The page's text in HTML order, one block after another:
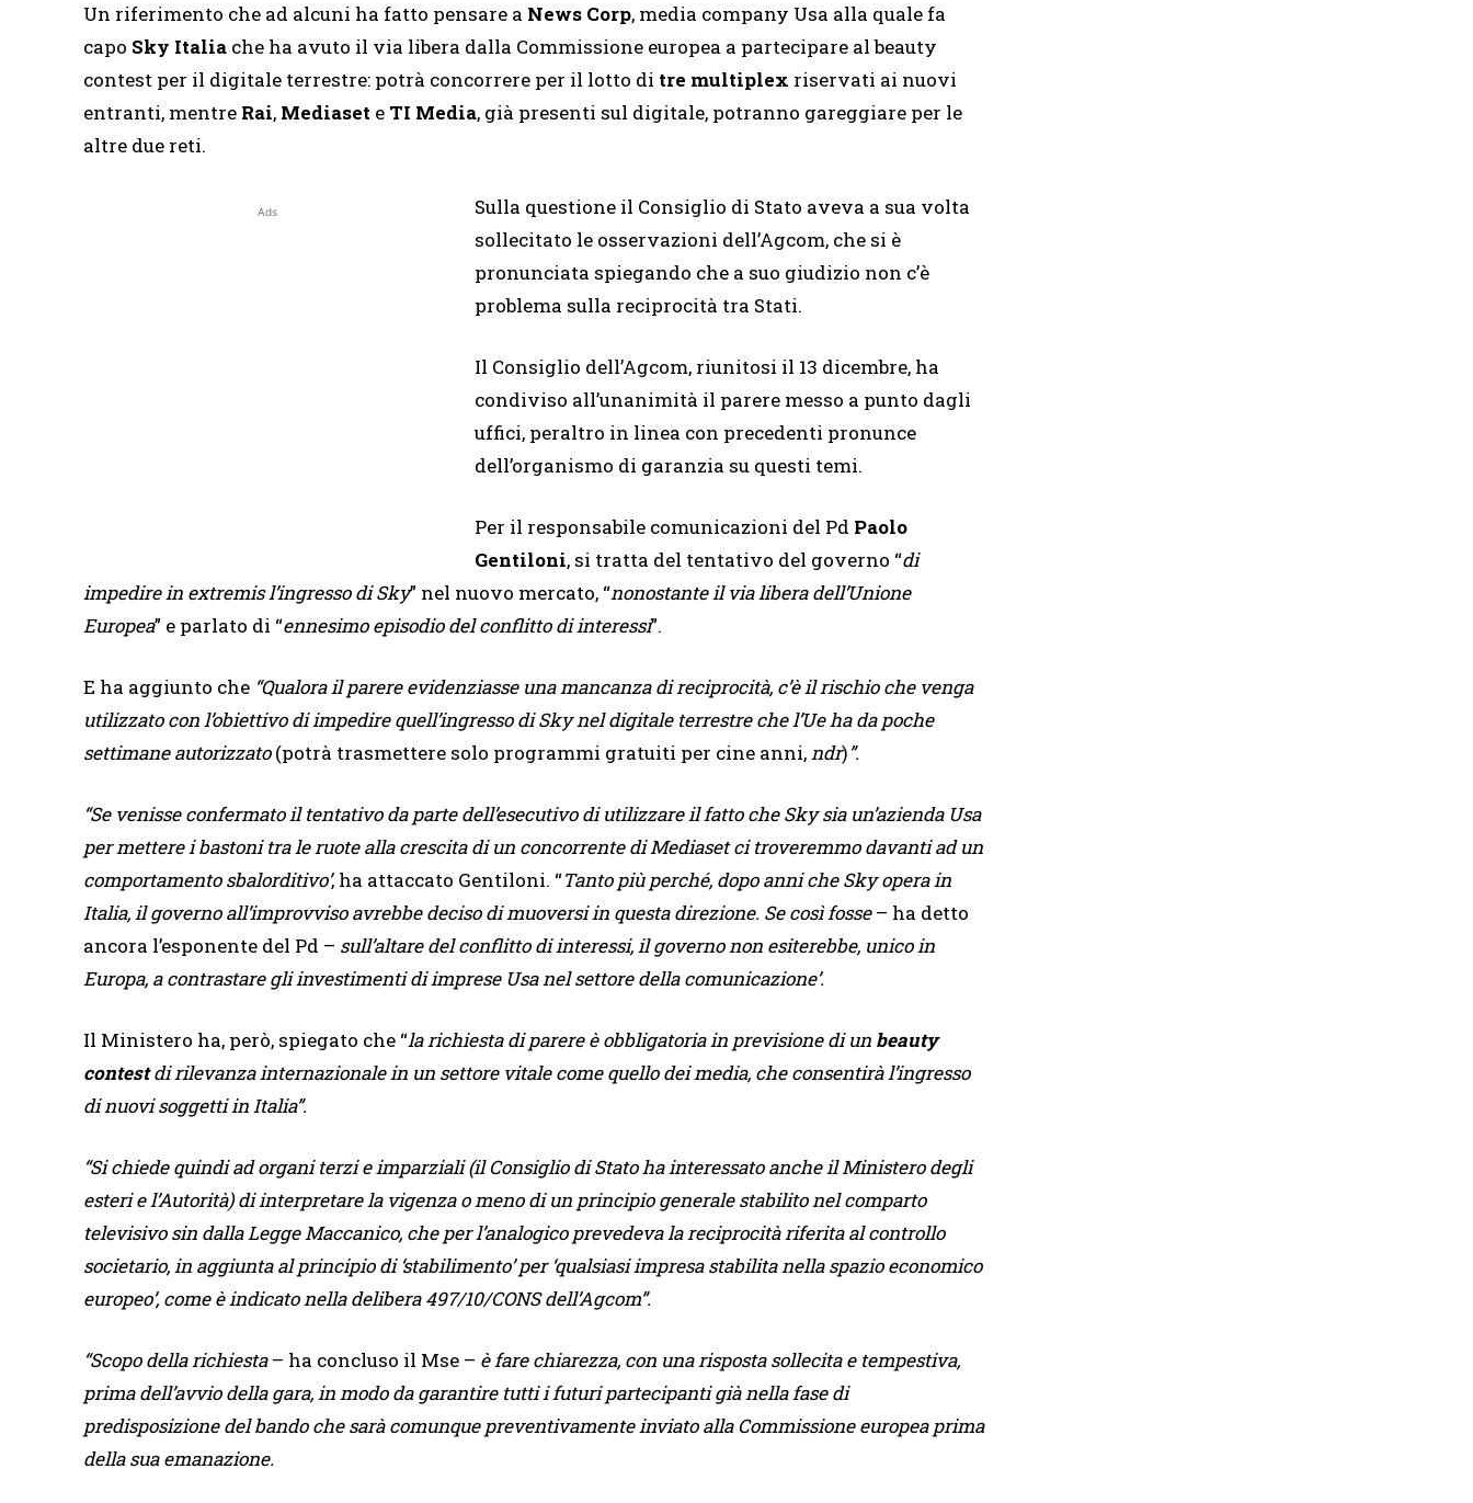
Un riferimento che ad alcuni ha fatto pensare a News Corp, media company Usa alla quale fa
capo Sky Italia che ha avuto il via libera dalla Commissione europea a partecipare al beauty
contest per il digitale terrestre: potrà concorrere per il lotto di tre multiplex riservati ai nuovi
entranti, mentre Rai, Mediaset e TI Media, già presenti sul digitale, potranno gareggiare per le
altre due reti.
Ads
Sulla questione il Consiglio di Stato aveva a sua volta
sollecitato le osservazioni dell’Agcom, che si è
pronunciata spiegando che a suo giudizio non c’è
problema sulla reciprocità tra Stati.
Il Consiglio dell’Agcom, riunitosi il 13 dicembre, ha
condiviso all’unanimità il parere messo a punto dagli
uffici, peraltro in linea con precedenti pronunce
dell’organismo di garanzia su questi temi.
Per il responsabile comunicazioni del Pd Paolo
Gentiloni, si tratta del tentativo del governo “di
impedire in extremis l’ingresso di Sky” nel nuovo mercato, “nonostante il via libera dell’Unione
Europea” e parlato di “ennesimo episodio del conflitto di interessi”.
E ha aggiunto che “Qualora il parere evidenziasse una mancanza di reciprocità, c’è il rischio che venga
utilizzato con l’obiettivo di impedire quell’ingresso di Sky nel digitale terrestre che l’Ue ha da poche
settimane autorizzato(potrà trasmettere solo programmi gratuiti per cine anni,ndr)”.
“Se venisse confermato il tentativo da parte dell’esecutivo di utilizzare il fatto che Sky sia un’azienda Usa
per mettere i bastoni tra le ruote alla crescita di un concorrente di Mediaset ci troveremmo davanti ad un
comportamento sbalorditivo’, ha attaccato Gentiloni. “Tanto più perché, dopo anni che Sky opera in
Italia, il governo all’improvviso avrebbe deciso di muoversi in questa direzione. Se così fosse– ha detto
ancora l’esponente del Pd – sull’altare del conflitto di interessi, il governo non esiterebbe, unico in
Europa, a contrastare gli investimenti di imprese Usa nel settore della comunicazione’.
Il Ministero ha, però, spiegato che “la richiesta di parere è obbligatoria in previsione di un beauty
contestdi rilevanza internazionale in un settore vitale come quello dei media, che consentirà l’ingresso
di nuovi soggetti in Italia”.
“Si chiede quindi ad organi terzi e imparziali (il Consiglio di Stato ha interessato anche il Ministero degli
esteri e l’Autorità) di interpretare la vigenza o meno di un principio generale stabilito nel comparto
televisivo sin dalla Legge Maccanico, che per l’analogico prevedeva la reciprocità riferita al controllo
societario, in aggiunta al principio di ‘stabilimento’ per ‘qualsiasi impresa stabilita nella spazio economico
europeo’, come è indicato nella delibera 497/10/CONS dell’Agcom”.
“Scopo della richiesta– ha concluso il Mse – è fare chiarezza, con una risposta sollecita e tempestiva,
prima dell’avvio della gara, in modo da garantire tutti i futuri partecipanti già nella fase di
predisposizione del bando che sarà comunque preventivamente inviato alla Commissione europea prima
della sua emanazione.